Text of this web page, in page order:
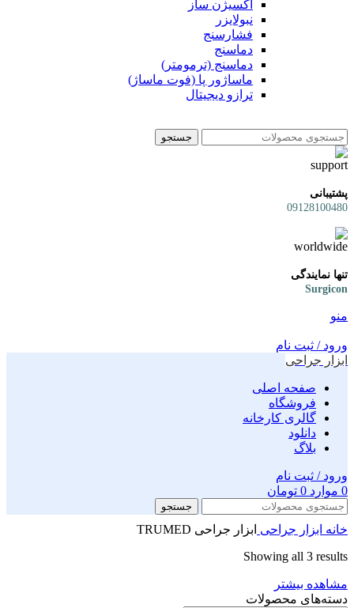
اکسیژن ساز
نبولایزر
فشارسنج
دماسنج
دماسنج (ترمومتر)
ماساژور پا (فوت ماساژ)
ترازو دیجیتال
جستجو
پشتیبانی
09128100480
تنها نمایندگی
Surgicon
منو
ورود / ثبت نام
ابزار جراحی
صفحه اصلی
فروشگاه
گالری کارخانه
دانلود
بلاگ
ورود / ثبت نام
0 موارد 0 تومان
جستجو
خانه ابزار جراحی ابزار جراحی TRUMED
Showing all 3 results
مشاهده بیشتر
دسته‌های محصولات